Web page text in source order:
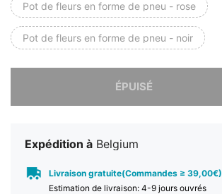
Pot de fleurs en forme de pneu - rose
Pot de fleurs en forme de pneu - noir
ÉPUISÉ
Expédition à Belgium
Livraison gratuite(Commandes ≥ 39,00€)
Estimation de livraison: 4-9 jours ouvrés